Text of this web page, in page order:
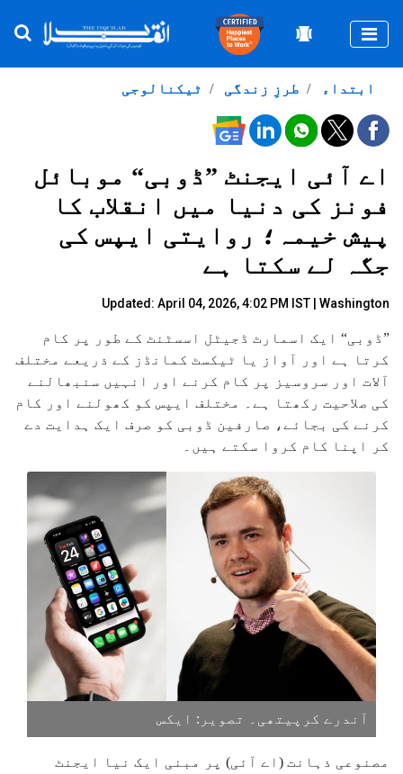
ٹیکنالوجی طرزِ زندگی ابتداء
اے آئی ایجنٹ ”ڈوبی“ موبائل
فونز کی دنیا میں انقلاب کا
پیش خیمہ؛ روایتی ایپس کی
جگہ لے سکتا ہے
Updated: April 04, 2026, 4:02 PM IST | Washington
”ڈوبی“ ایک اسمارٹ ڈجیٹل اسسٹنٹ کے طور پر کام
کرتا ہے اور آواز یا ٹیکسٹ کمانڈز کے ذریعے مختلف
آلات اور سروسیز پر کام کرنے اور انہیں سنبھالنے
کی صلاحیت رکھتا ہے۔ مختلف ایپس کو کھولنے اور کام
کرنے کی بجائے، صارفین ڈوبی کو صرف ایک ہدایت دے
کر اپنا کام کروا سکتے ہیں۔
آندرے کرپیتھی۔ تصویر: ایکس
مصنوعی ذہانت (اے آئی) پر مبنی ایک نیا ایجنٹ